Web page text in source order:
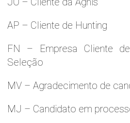
AP – Cliente de Hunting
FN – Empresa Cliente
Seleção
MV – Agradecimento de
MJ – Candidato em